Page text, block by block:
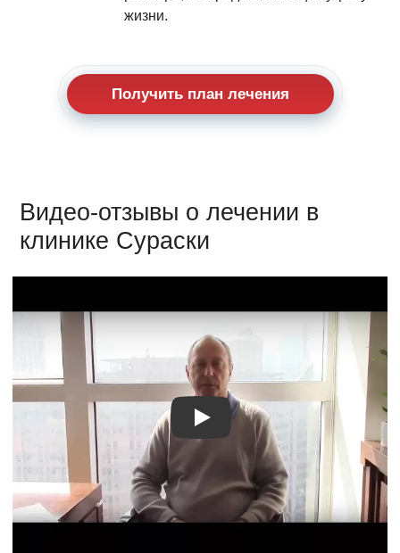
жизни.
Получить план лечения
Видео-отзывы о лечении в
клинике Сураски
Видео о лечении